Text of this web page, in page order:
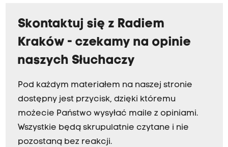
Skontaktuj się z Radiem
Kraków - czekamy na opinie
naszych Słuchaczy
Pod każdym materiałem na naszej stronie
dostępny jest przycisk, dzięki któremu
możecie Państwo wysyłać maile z opiniami.
Wszystkie będą skrupulatnie czytane i nie
pozostaną bez reakcji.